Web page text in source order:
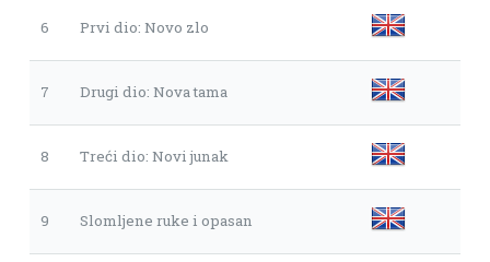
6 Prvi dio: Novo zlo
7 Drugi dio: Nova tama
8 Treći dio: Novi junak
9 Slomljene ruke i opasan